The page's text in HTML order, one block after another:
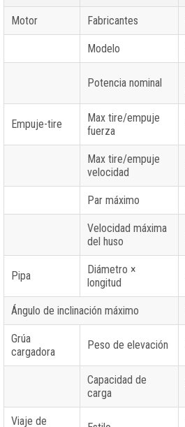
Motor Fabricantes
Modelo
Potencia nominal
Empuje-tire
Max tire/empuje
fuerza
Max tire/empuje
velocidad
Par máximo
Velocidad máxima
del huso
Pipa
Diámetro ×
longitud
Ángulo de inclinación máximo
Grúa
cargadora
Peso de elevación
Capacidad de
carga
Viaje de